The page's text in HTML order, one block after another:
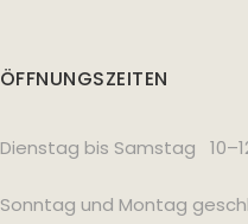
ÖFFNUNGSZEITEN
Dienstag bis Samstag
Sonntag und Montag